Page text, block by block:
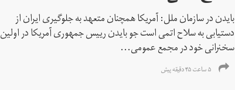
بایدن در سازمان ملل: آمریکا همچنان متعهد به جلوگیری ایران از
دستیابی به سلاح اتمی است جو بایدن رییس جمهوری آمریکا در اولین
سخنرانی خود در مجمع عمومی...
۵ ساعت ۴۵ دقیقه پیش